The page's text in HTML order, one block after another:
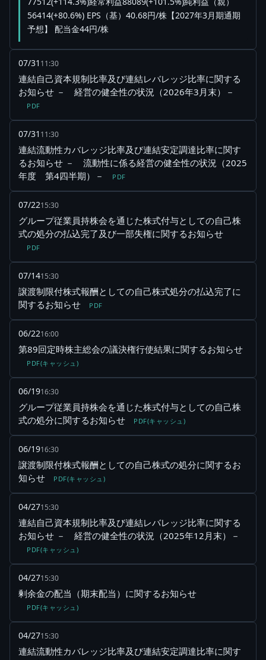
56414(+80.6%) EPS（基）40.68円/株【2027年3月期通期
予想】 配当金44円/株
07/31 11:30
連結自己資本規制比率及び連結レバレッジ比率に関する
お知らせ － 経営の健全性の状況（2026年3月末）－
PDF
07/31 11:30
連結流動性カバレッジ比率及び連結安定調達比率に関す
るお知らせ － 流動性に係る経営の健全性の状況（2025
年度 第4四半期）－
PDF
07/2215:30
グループ従業員持株会を通じた株式付与としての自己株
式の処分の払込完了及び一部失権に関するお知らせ
PDF
07/1415:30
譲渡制限付株式報酬としての自己株式処分の払込完了に
関するお知らせ
PDF
06/2216:00
第89回定時株主総会の議決権行使結果に関するお知らせ
PDF(キャッシュ)
06/1916:30
グループ従業員持株会を通じた株式付与としての自己株
式の処分に関するお知らせ
PDF(キャッシュ)
06/1916:30
譲渡制限付株式報酬としての自己株式の処分に関するお
知らせ
PDF(キャッシュ)
04/2715:30
連結自己資本規制比率及び連結レバレッジ比率に関する
お知らせ － 経営の健全性の状況（2025年12月末）－
PDF(キャッシュ)
04/2715:30
剰余金の配当（期末配当）に関するお知らせ
PDF(キャッシュ)
04/2715:30
連結流動性カバレッジ比率及び連結安定調達比率に関す